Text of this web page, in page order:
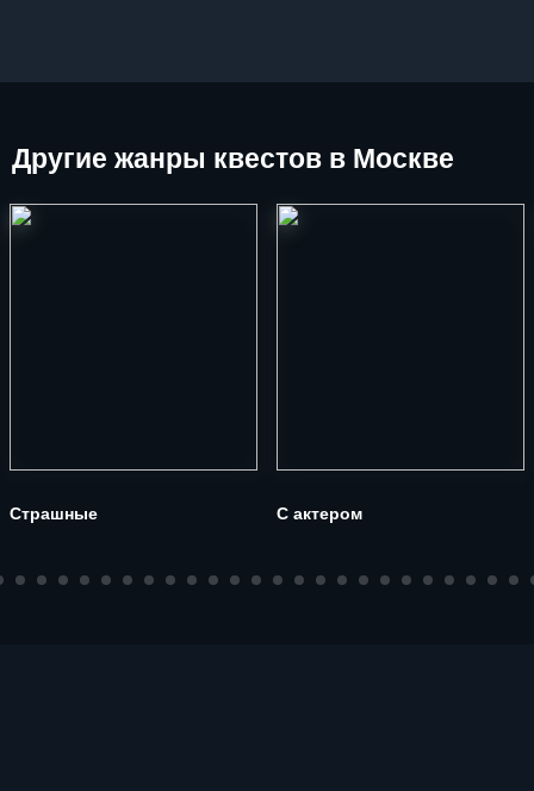
Другие жанры квестов в Москве
Страшные С актером